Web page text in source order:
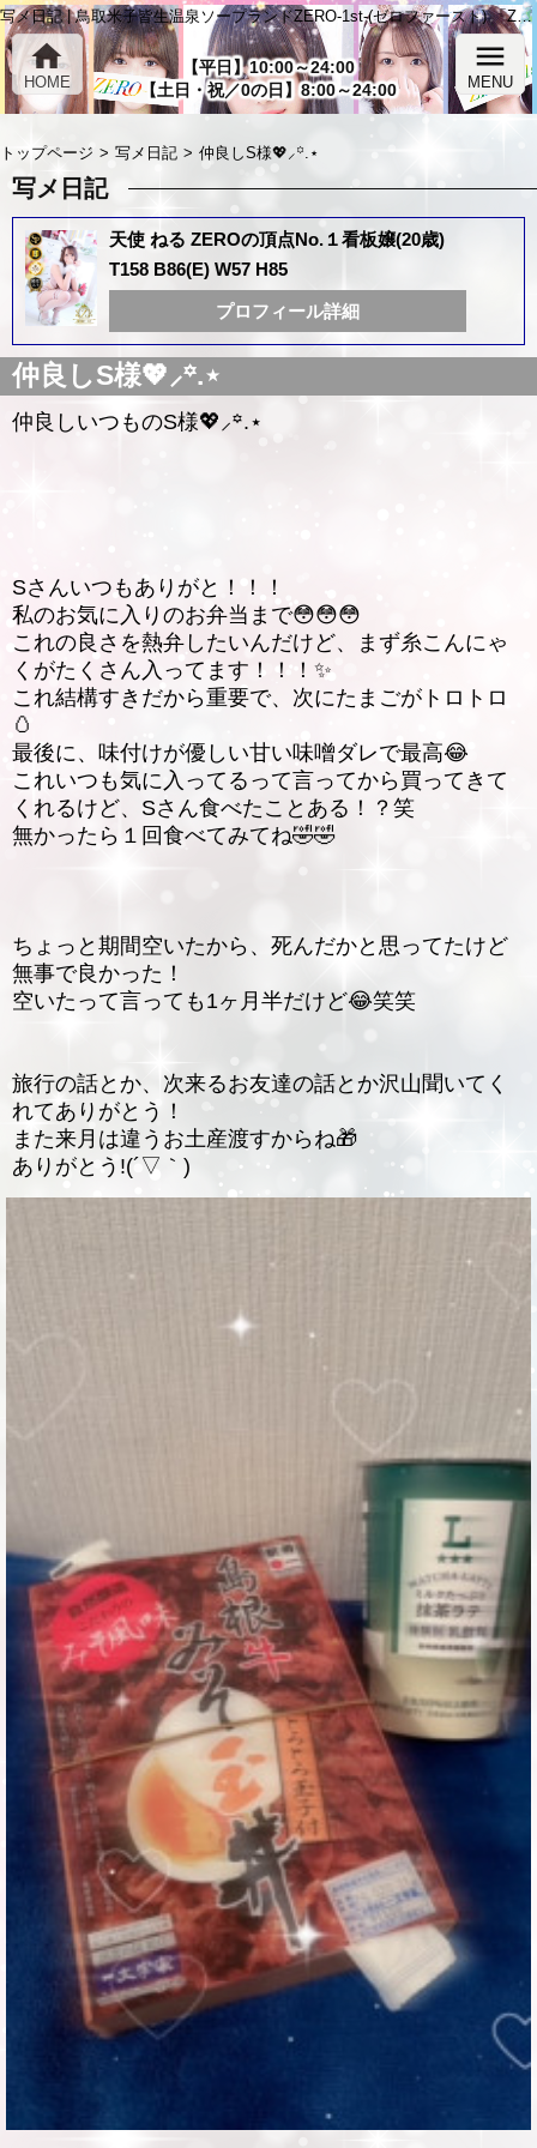
写メ日記 | 鳥取米子皆生温泉ソープランドZERO-1st-(ゼロファースト) 「ZERO-1st-」
【平日】10:00～24:00
【土日・祝／0の日】8:00～24:00
home
HOME
menu
MENU
トップページ 写メ日記 仲良しS様💖⸝꙳.⋆
写メ日記
天使 ねる ZEROの頂点No.１看板嬢(20歳)
T158 B86(E) W57 H85
プロフィール詳細
仲良しS様💖⸝꙳.⋆
仲良しいつものS様💖⸝꙳.⋆
Sさんいつもありがと！！！
私のお気に入りのお弁当まで😳😳😳
これの良さを熱弁したいんだけど、まず糸こんにゃ
くがたくさん入ってます！！！✨️
これ結構すきだから重要で、次にたまごがトロトロ
🥚
最後に、味付けが優しい甘い味噌ダレで最高😂
これいつも気に入ってるって言ってから買ってきて
くれるけど、Sさん食べたことある！？笑
無かったら１回食べてみてね🤣🤣
ちょっと期間空いたから、死んだかと思ってたけど
無事で良かった！
空いたって言っても1ヶ月半だけど😂笑笑
旅行の話とか、次来るお友達の話とか沢山聞いてく
れてありがとう！
また来月は違うお土産渡すからね🎁
ありがとう!(´▽｀)